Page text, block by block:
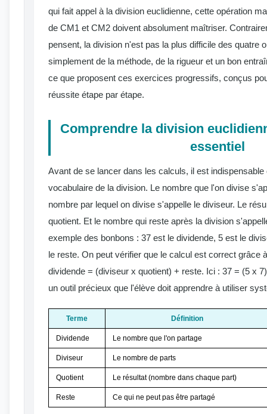
qui fait appel à la division euclidienne, cette opération
de CM1 et CM2 doivent absolument maîtriser.
pensent, la division n'est pas la plus difficile des quatre
simplement de la méthode, de la rigueur et un bon
ce que proposent ces exercices progressifs, conçus
réussite étape par étape.
Comprendre la division
essentiel
Avant de se lancer dans les calculs, il est
vocabulaire de la division. Le nombre que l'on divise
nombre par lequel on divise s'appelle le diviseur. Le
quotient. Et le nombre qui reste après la division
exemple des bonbons : 37 est le dividende, 5 est le
le reste. On peut vérifier que le calcul est correct grâce
dividende = (diviseur x quotient) + reste. Ici : 37 = (5 x
un outil précieux que l'élève doit apprendre à utiliser
Terme Définition
Dividende Le nombre que l'on partage
Diviseur Le nombre de parts
Quotient Le résultat (nombre dans chaque part)
Reste Ce qui ne peut pas être partagé